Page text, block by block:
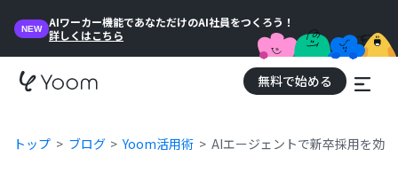
NEW
AIワーカー機能であなただけのAI社員をつくろう！
詳しくはこちら
無料で始める
トップ ブログ Yoom活用術 AIエージェントで新卒採用を効